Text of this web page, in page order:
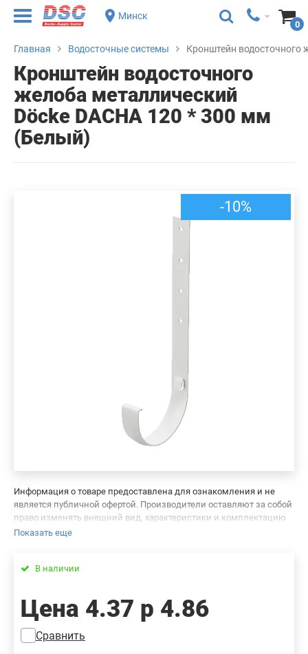
Минск
0
Главная Водосточные системы Кронштейн водосточного
Кронштейн водосточного
желоба металлический
Döcke DACHA 120 * 300 мм
(Белый)
-10%
Информация о товаре предоставлена для ознакомления и не
является публичной офертой. Производители оставляют за собой
право изменять внешний вид, характеристики и комплектацию
товара, предварительно не уведомляя продавцов и потребителей.
фотографиях товара. Будем благодарны вам за сообщение об
Показать еще
В наличии
Цена 4.37 р 4.86
Сравнить